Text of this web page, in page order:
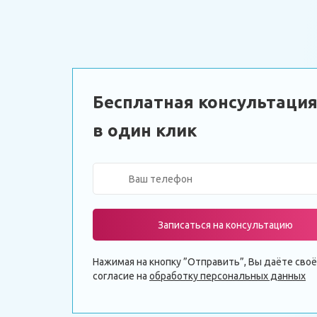
Бесплатная консультация
в один клик
Записаться на консультацию
Нажимая на кнопку ”Отправить”, Вы даёте своё
согласие на обработку персональных данных